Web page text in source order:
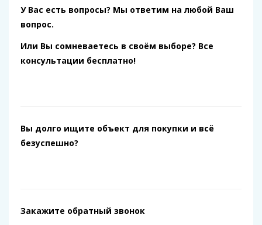
У Вас есть вопросы? Мы ответим на любой Ваш
вопрос.
Или Вы сомневаетесь в своём выборе? Все
консультации бесплатно!
Вы долго ищите объект для покупки и всё
безуспешно?
Закажите обратный звонок